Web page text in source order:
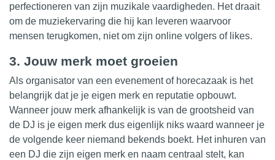
perfectioneren van zijn muzikale vaardigheden. Het draait
om de muziekervaring die hij kan leveren waarvoor
mensen terugkomen, niet om zijn online volgers of likes.
3. Jouw merk moet groeien
Als organisator van een evenement of horecazaak is het
belangrijk dat je je eigen merk en reputatie opbouwt.
Wanneer jouw merk afhankelijk is van de grootsheid van
de DJ is je eigen merk dus eigenlijk niks waard wanneer je
de volgende keer niemand bekends boekt. Het inhuren van
een DJ die zijn eigen merk en naam centraal stelt, kan